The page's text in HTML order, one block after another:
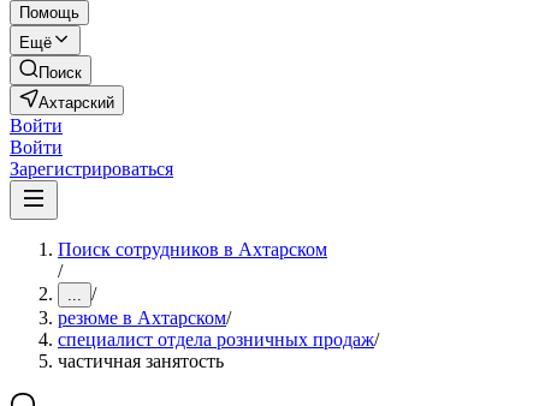
Помощь
Ещё
Поиск
Ахтарский
Войти
Войти
Зарегистрироваться
Поиск сотрудников в Ахтарском
/
... /
резюме в Ахтарском/
специалист отдела розничных продаж/
частичная занятость